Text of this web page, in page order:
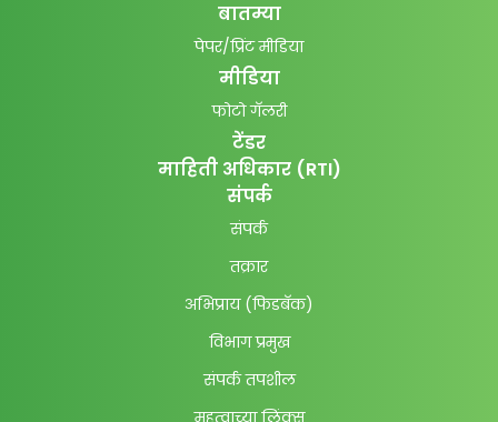
बातम्या
पेपर/प्रिंट मीडिया
मीडिया
फोटो गॅलरी
टेंडर
माहिती अधिकार (RTI)
संपर्क
संपर्क
तक्रार
अभिप्राय (फिडबॅक)
विभाग प्रमुख
संपर्क तपशील
महत्वाच्या लिंक्स